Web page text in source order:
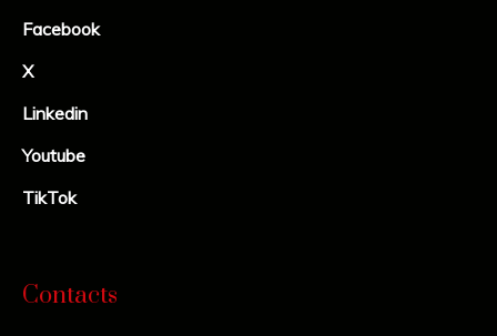
Facebook
X
Linkedin
Youtube
TikTok
Contacts